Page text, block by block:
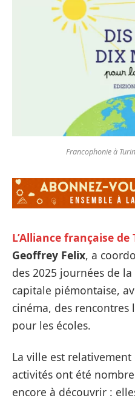
Francophonie à
L’Alliance française de
Geoffrey Felix, a
des 2025 journées de
capitale piémontaise,
cinéma, des
pour les écoles.
La ville est
activités ont été
encore à découvrir :